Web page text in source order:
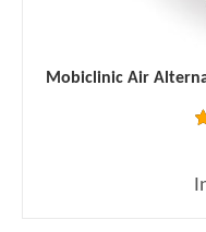
Mobiclinic Air